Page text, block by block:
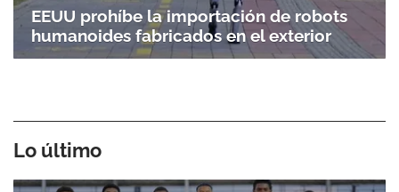
EEUU prohíbe la importación de robots
humanoides fabricados en el exterior
Lo último